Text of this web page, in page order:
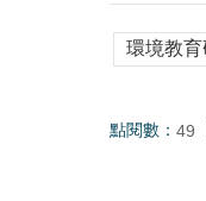
環境教
點閱數： 49